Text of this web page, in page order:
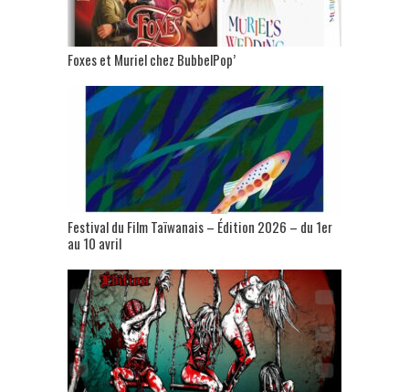
Foxes et Muriel chez BubbelPop’
Festival du Film Taïwanais – Édition 2026 – du 1er
au 10 avril